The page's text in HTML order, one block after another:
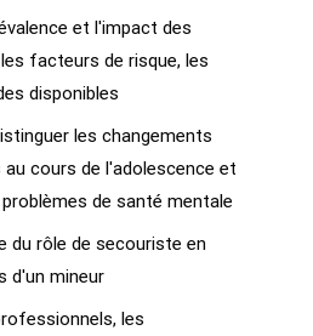
et l'impact des
facteurs de risque, les
disponibles
les changements
cours de l'adolescence et
de santé mentale
du rôle de secouriste en
d'un mineur
les